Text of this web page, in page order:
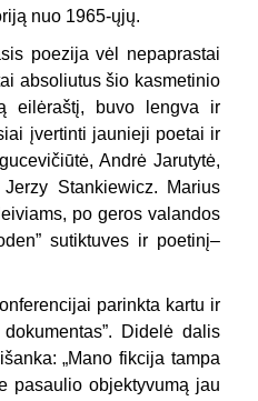
nuo 1965-ųjų.
poezija vėl nepaprastai
absoliutus šio kasmetinio
eilėraštį, buvo lengva ir
įvertinti jaunieji poetai ir
Andrė Jarutytė,
Stankiewicz. Marius
po geros valandos
sutiktuves ir poetinį–
parinkta kartu ir
Didelė dalis
„Mano fikcija tampa
pasaulio objektyvumą jau